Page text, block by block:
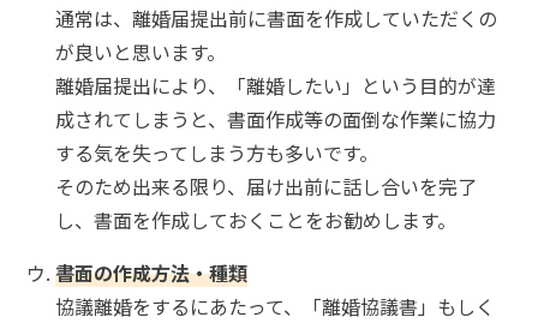
通常は、離婚届提出前に書面を作成していただくの
が良いと思います。
離婚届提出により、「離婚したい」という目的が達
成されてしまうと、書面作成等の面倒な作業に協力
する気を失ってしまう方も多いです。
そのため出来る限り、届け出前に話し合いを完了
し、書面を作成しておくことをお勧めします。
書面の作成方法・種類
協議離婚をするにあたって、「離婚協議書」もしく